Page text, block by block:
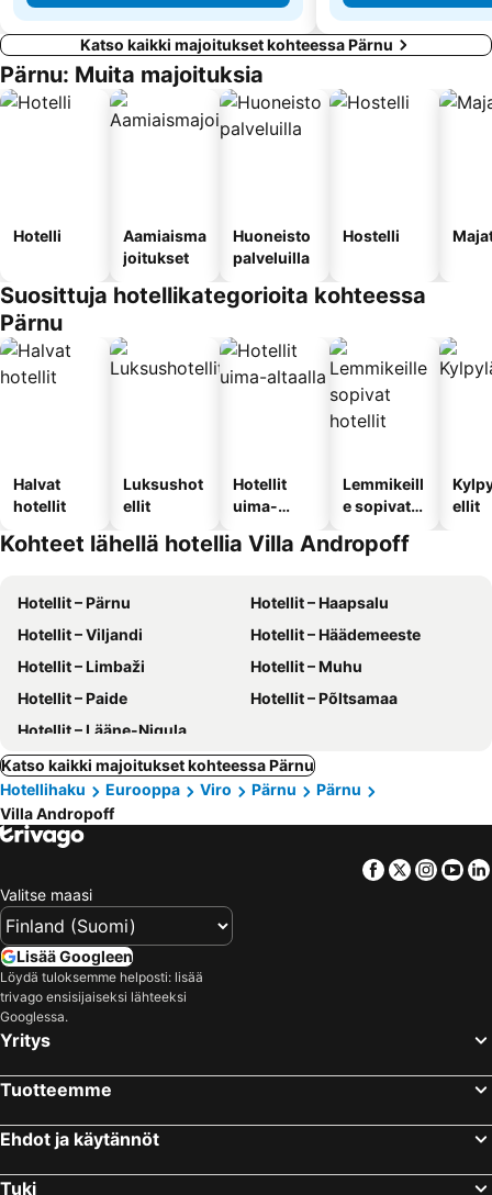
Katso kaikki majoitukset kohteessa Pärnu
Pärnu: Muita majoituksia
Hotelli
Aamiaisma
joitukset
Huoneisto
palveluilla
Hostelli
Suosittuja hotellikategorioita kohteessa
Pärnu
Halvat
hotellit
Luksushot
ellit
Hotellit
uima-
Lemmikeill
e sopivat
ellit
Kohteet lähellä hotellia Villa Andropoff
Hotellit – Pärnu
Hotellit – Haapsalu
Hotellit – Viljandi
Hotellit – Häädemeeste
Hotellit – Limbaži
Hotellit – Muhu
Hotellit – Paide
Hotellit – Põltsamaa
Hotellit – Lääne-Nigula
Katso kaikki majoitukset kohteessa Pärnu
Hotellihaku
Eurooppa Viro Pärnu
Pärnu
Villa Andropoff
Facebook
Twitter
Valitse maasi
Lisää Googleen
Löydä tuloksemme helposti: lisää
trivago ensisijaiseksi lähteeksi
Googlessa.
Yritys
Tuotteemme
Ehdot ja käytännöt
Tuki